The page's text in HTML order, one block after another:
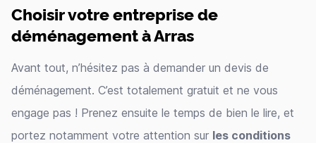
Choisir votre entreprise de
déménagement à Arras
Avant tout, n’hésitez pas à demander un devis de
déménagement. C’est totalement gratuit et ne vous
engage pas ! Prenez ensuite le temps de bien le lire, et
portez notamment votre attention sur les conditions